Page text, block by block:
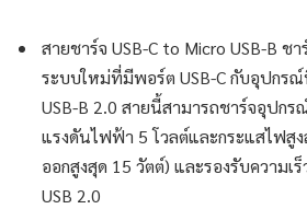
สายชาร์จ USB-C to Micro USB-B ช
ระบบใหม่ที่มีพอร์ต USB-C กับอุปกร
USB-B 2.0 สายนี้สามารถชาร์จอุปกร
แรงดันไฟฟ้า 5 โวลต์และกระแสไฟสู
ออกสูงสุด 15 วัตต์) และรองรับความเ
USB 2.0